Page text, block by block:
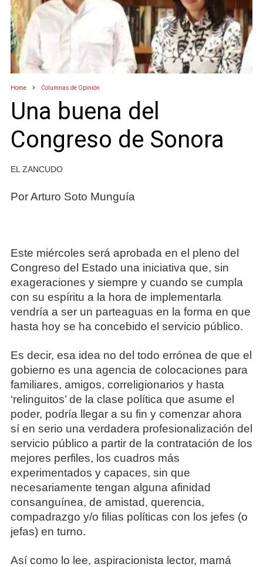
Home Columnas de Opinión
Una buena del
Congreso de Sonora
EL ZANCUDO
Por Arturo Soto Munguía
Este miércoles será aprobada en el pleno del
Congreso del Estado una iniciativa que, sin
exageraciones y siempre y cuando se cumpla
con su espíritu a la hora de implementarla
vendría a ser un parteaguas en la forma en que
hasta hoy se ha concebido el servicio público.
Es decir, esa idea no del todo errónea de que el
gobierno es una agencia de colocaciones para
familiares, amigos, correligionarios y hasta
‘relinguitos’ de la clase política que asume el
poder, podría llegar a su fin y comenzar ahora
sí en serio una verdadera profesionalización del
servicio público a partir de la contratación de los
mejores perfiles, los cuadros más
experimentados y capaces, sin que
necesariamente tengan alguna afinidad
consanguínea, de amistad, querencia,
compadrazgo y/o filias políticas con los jefes (o
jefas) en turno.
Así como lo lee, aspiracionista lector, mamá